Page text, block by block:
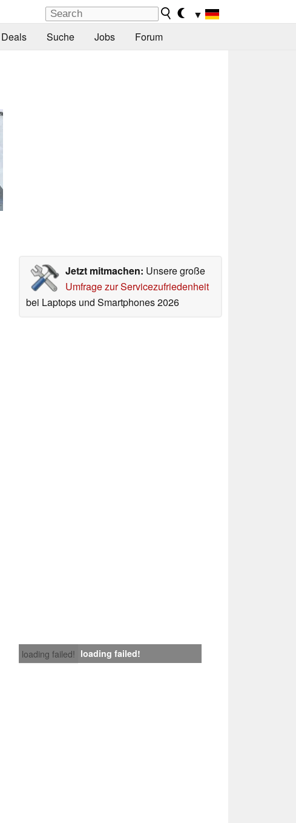
▼
Deals Suche Jobs Forum
Jetzt mitmachen: Unsere große
Umfrage zur Servicezufriedenheit
bei Laptops und Smartphones 2026
loading failed! loading failed!